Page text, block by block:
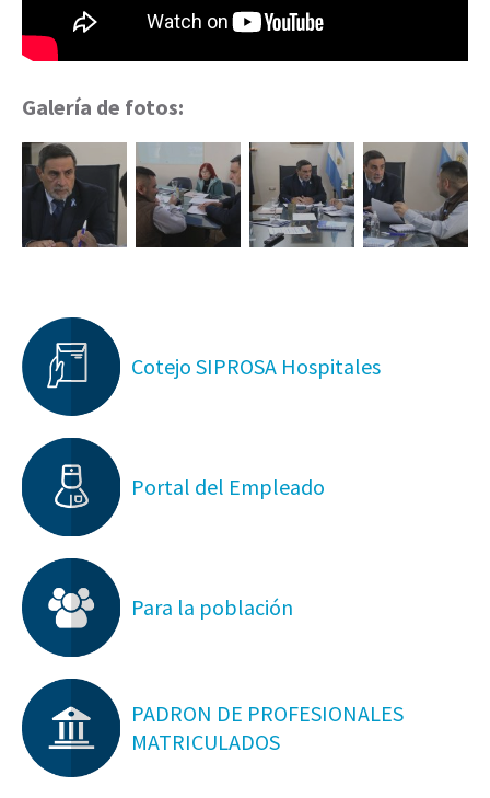
Galería de fotos:
Cotejo SIPROSA Hospitales
Portal del Empleado
Para la población
PADRON DE PROFESIONALES
MATRICULADOS